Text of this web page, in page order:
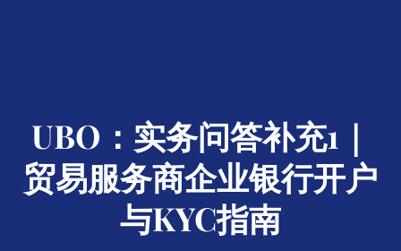
UBO：实务问答补充1｜
贸易服务商企业银行开户
与KYC指南